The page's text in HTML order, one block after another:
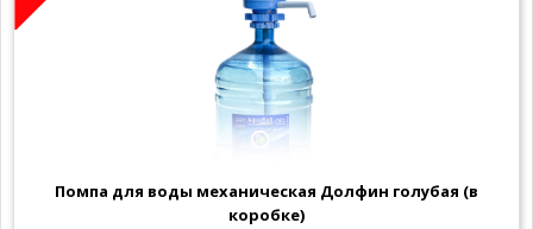
Помпа для воды механическая Долфин голубая (в
коробке)